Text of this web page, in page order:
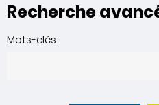
Recherche
Mots-clés :